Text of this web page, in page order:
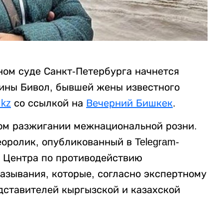
суде Санкт-Петербурга начнется
Бивол, бывшей жены известного
со ссылкой на Вечерний Бишкек.
разжигании межнациональной розни.
опубликованный в Telegram-
Центра по противодействию
которые, согласно экспертному
кыргызской и казахской